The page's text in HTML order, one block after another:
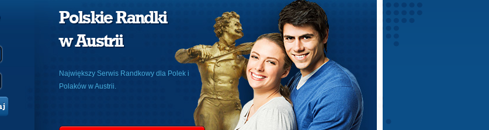
Polskie Randki
w Austrii
Największy Serwis Randkowy dla Polek i
Polaków w Austrii.